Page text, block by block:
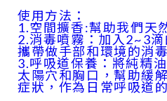
使用方法：
1.空間擴香:幫助我們天
2.消毒噴霧：加入2~3
攜帶做手部和環境的消毒
3.呼吸道保養：將純精
太陽穴和胸口，幫助緩
症狀，作為日常呼吸道